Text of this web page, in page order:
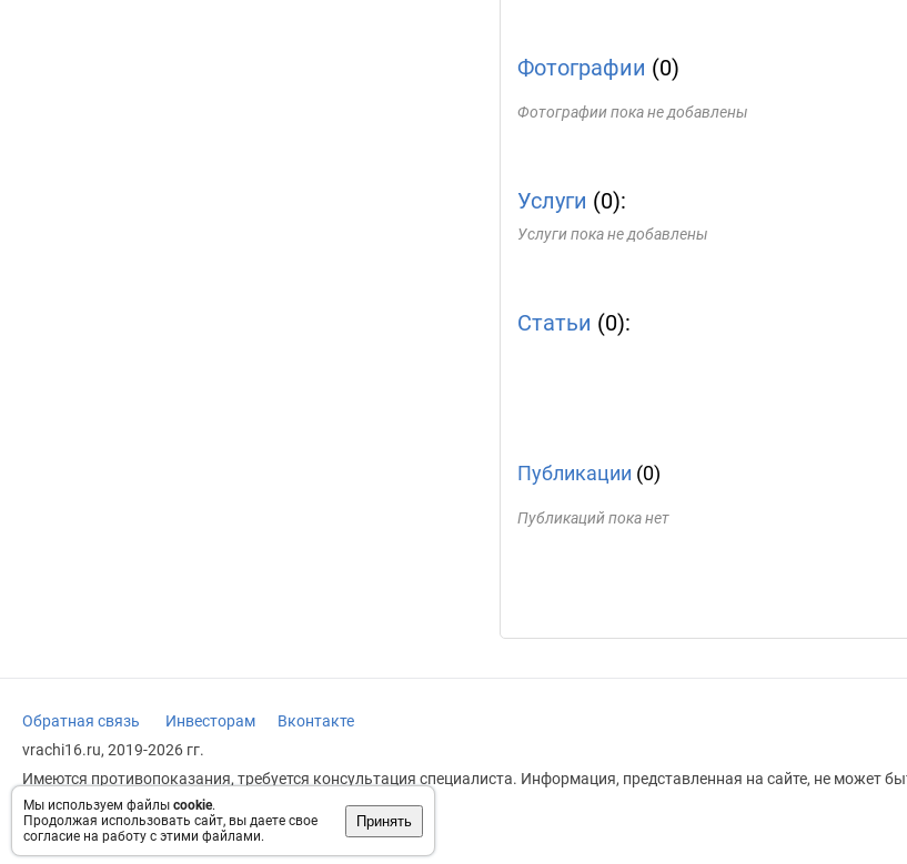
Мы используем файлы cookie.
Продолжая использовать сайт, вы даете свое
согласие на работу с этими файлами.
Принять
Фотографии (0)
Фотографии пока не добавлены
Услуги (0):
Услуги пока не добавлены
Статьи (0):
Публикации (0)
Публикаций пока нет
Обратная связь Инвесторам
Вконтакте
vrachi16.ru, 2019-2026 гг.
Имеются противопоказания, требуется консультация специалиста. Информация, представленная на сайте, не может
заменяет прием врача.
Возрастное ограничение: 18+